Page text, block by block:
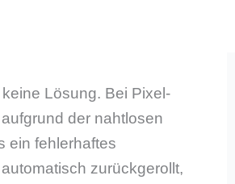
Lösung. Bei Pixel-
der nahtlosen
ein fehlerhaftes
zurückgerollt,